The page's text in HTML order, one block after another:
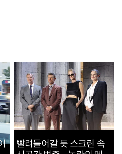
빨려들어갈 듯 스크린 속